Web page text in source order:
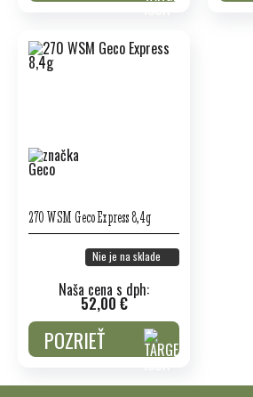
270 WSM Geco Express 8,4g
Nie je na sklade
Naša cena s dph:
52,00 €
POZRIEŤ